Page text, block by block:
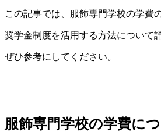
この記事では、服飾専門学校の学費
奨学金制度を活用する方法について
ぜひ参考にしてください。
服飾専門学校の学費に